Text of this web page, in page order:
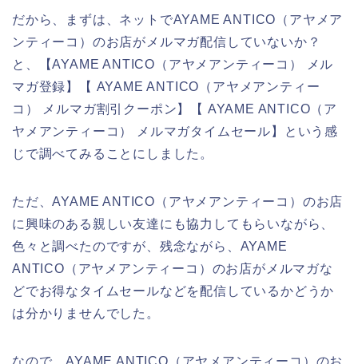
だから、まずは、ネットでAYAME ANTICO（アヤメア
ンティーコ）のお店がメルマガ配信していないか？
と、【AYAME ANTICO（アヤメアンティーコ） メル
マガ登録】【 AYAME ANTICO（アヤメアンティー
コ） メルマガ割引クーポン】【 AYAME ANTICO（ア
ヤメアンティーコ） メルマガタイムセール】という感
じで調べてみることにしました。
ただ、AYAME ANTICO（アヤメアンティーコ）のお店
に興味のある親しい友達にも協力してもらいながら、
色々と調べたのですが、残念ながら、AYAME
ANTICO（アヤメアンティーコ）のお店がメルマガな
どでお得なタイムセールなどを配信しているかどうか
は分かりませんでした。
なので、AYAME ANTICO（アヤメアンティーコ）のお